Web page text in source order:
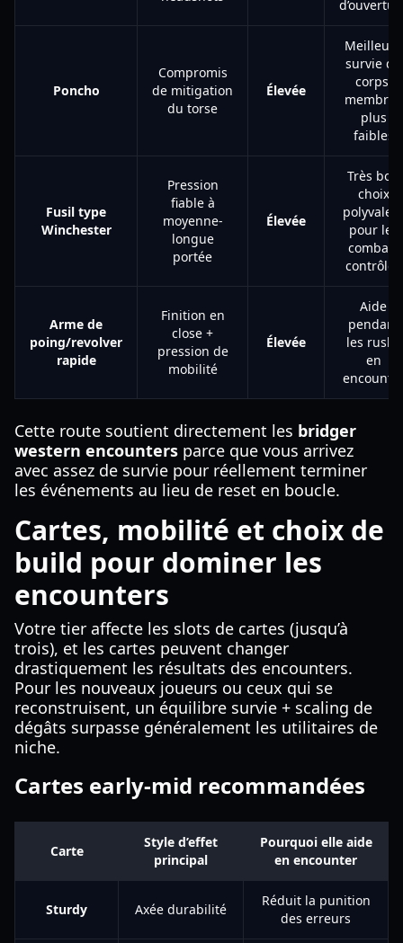
Poncho
Compromis
de mitigation
du torse
Élevée
Meilleure
survie du
corps,
membres
plus
faibles
Fusil type
Winchester
Pression
fiable à
moyenne-
longue
portée
Élevée
Très bon
choix
pour les
combats
contrôlés
Arme de
poing/revolver
rapide
Finition en
close +
pression de
mobilité
Élevée
Aide
pendant
les rushs
en
Cette route soutient directement les bridger
western encounters parce que vous arrivez
avec assez de survie pour réellement terminer
les événements au lieu de reset en boucle.
Cartes, mobilité et choix de
build pour dominer les
encounters
Votre tier affecte les slots de cartes (jusqu’à
trois), et les cartes peuvent changer
drastiquement les résultats des encounters.
Pour les nouveaux joueurs ou ceux qui se
reconstruisent, un équilibre survie + scaling de
dégâts surpasse généralement les utilitaires de
niche.
Cartes early-mid recommandées
Carte
Style d’effet
principal
Pourquoi elle aide
en encounter
Sturdy Axée durabilité
Réduit la punition
des erreurs